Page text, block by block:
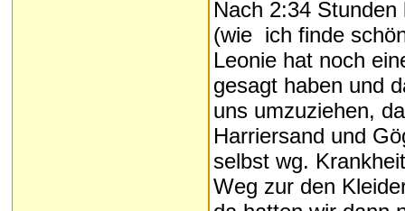
Nach 2:34
(wie ich finde
Leonie hat noch
gesagt haben und
uns umzuziehen,
Harriersand und
selbst wg.
Weg zur den